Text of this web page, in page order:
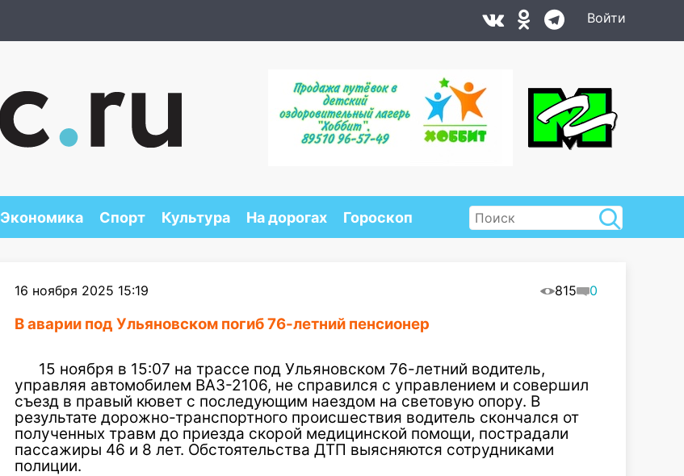
Войти
Экономика Спорт Культура На дорогах Гороскоп
16 ноября 2025 15:19 815 0
В аварии под Ульяновском погиб 76-летний пенсионер
15 ноября в 15:07 на трассе под Ульяновском 76-летний водитель,
управляя автомобилем ВАЗ-2106, не справился с управлением и совершил
съезд в правый кювет с последующим наездом на световую опору. В
результате дорожно-транспортного происшествия водитель скончался от
полученных травм до приезда скорой медицинской помощи, пострадали
пассажиры 46 и 8 лет. Обстоятельства ДТП выясняются сотрудниками
полиции.